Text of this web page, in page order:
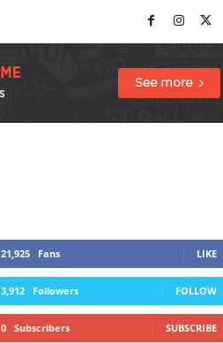
21,925 Fans LIKE
3,912 Followers FOLLOW
0 Subscribers SUBSCRIBE